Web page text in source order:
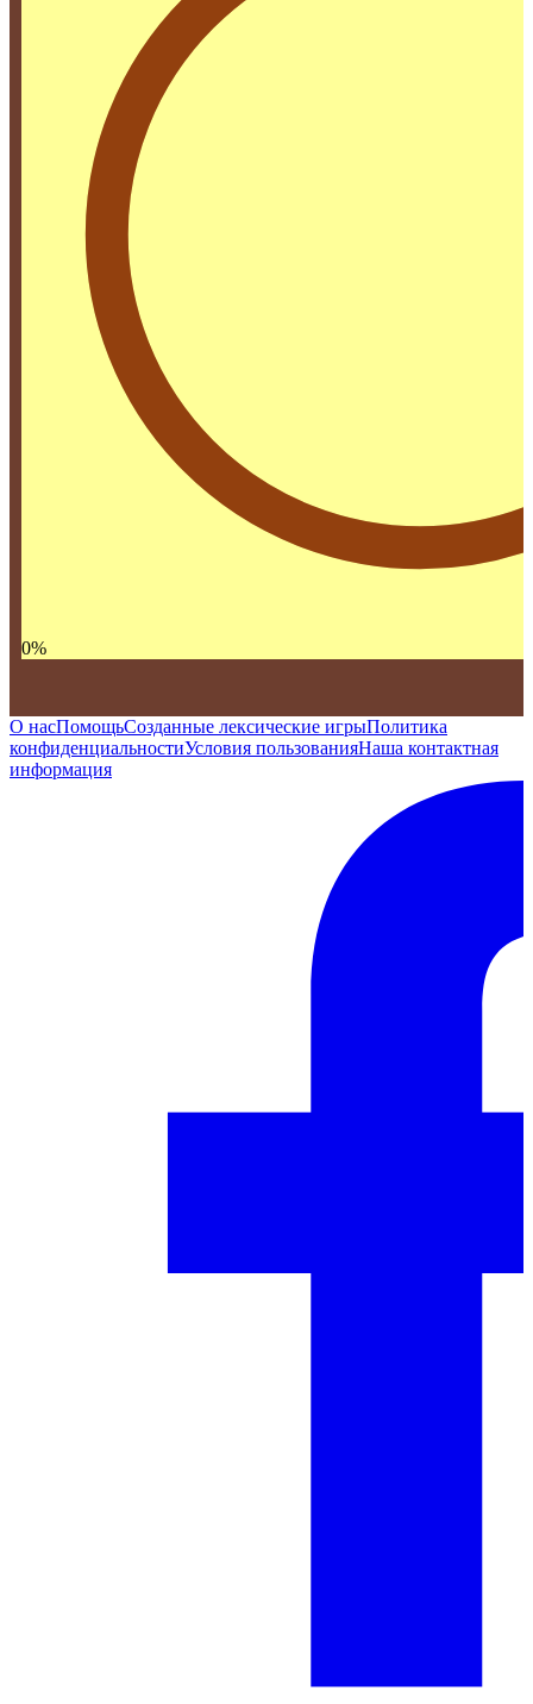
0%
О насПомощьСозданные лексические игрыПолитика
конфиденциальностиУсловия пользованияНаша контактная
информация